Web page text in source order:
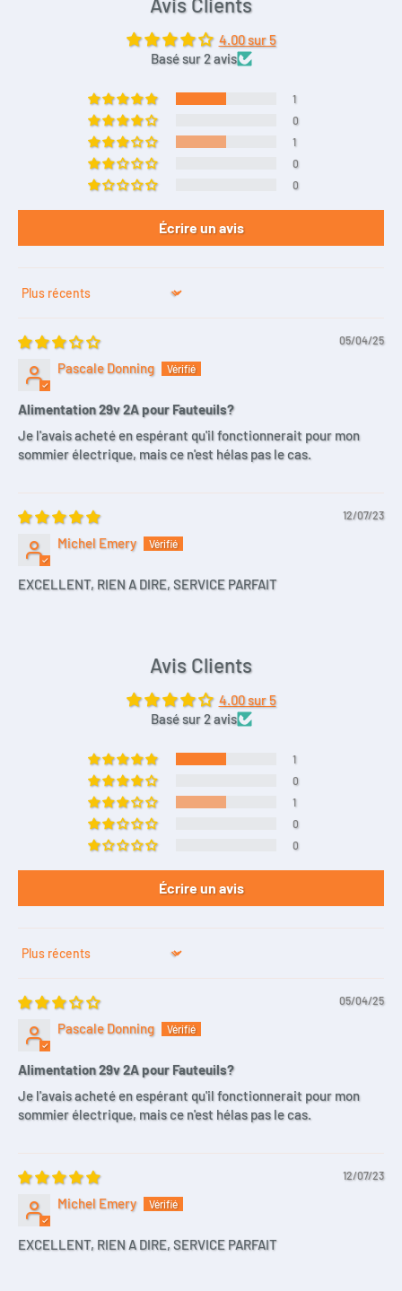
4.00 sur 5
Basé sur 2 avis
1
0
1
0
0
Écrire un avis
Sort by
05/04/25
Pascale Donning
Alimentation 29v 2A pour Fauteuils?
Je l'avais acheté en espérant qu'il fonctionnerait pour mon
sommier électrique, mais ce n'est hélas pas le cas.
12/07/23
Michel Emery
EXCELLENT, RIEN A DIRE, SERVICE PARFAIT
Avis Clients
4.00 sur 5
Basé sur 2 avis
1
0
1
0
0
Écrire un avis
Sort by
05/04/25
Pascale Donning
Alimentation 29v 2A pour Fauteuils?
Je l'avais acheté en espérant qu'il fonctionnerait pour mon
sommier électrique, mais ce n'est hélas pas le cas.
12/07/23
Michel Emery
EXCELLENT, RIEN A DIRE, SERVICE PARFAIT